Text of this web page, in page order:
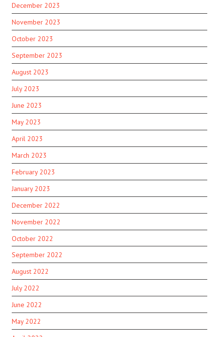
December 2023
November 2023
October 2023
September 2023
August 2023
July 2023
June 2023
May 2023
April 2023
March 2023
February 2023
January 2023
December 2022
November 2022
October 2022
September 2022
August 2022
July 2022
June 2022
May 2022